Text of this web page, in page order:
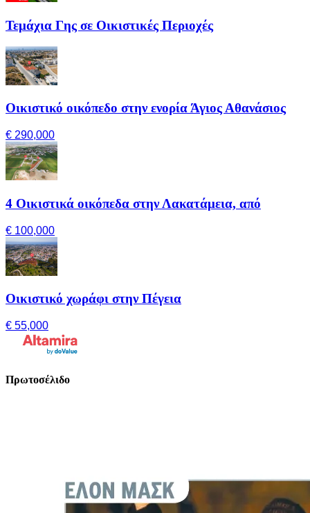
Τεμάχια Γης σε Οικιστικές Περιοχές
Οικιστικό οικόπεδο στην ενορία Άγιος Αθανάσιος
€ 290,000
4 Οικιστικά οικόπεδα στην Λακατάμεια, από
€ 100,000
Οικιστικό χωράφι στην Πέγεια
€ 55,000
Πρωτοσέλιδο